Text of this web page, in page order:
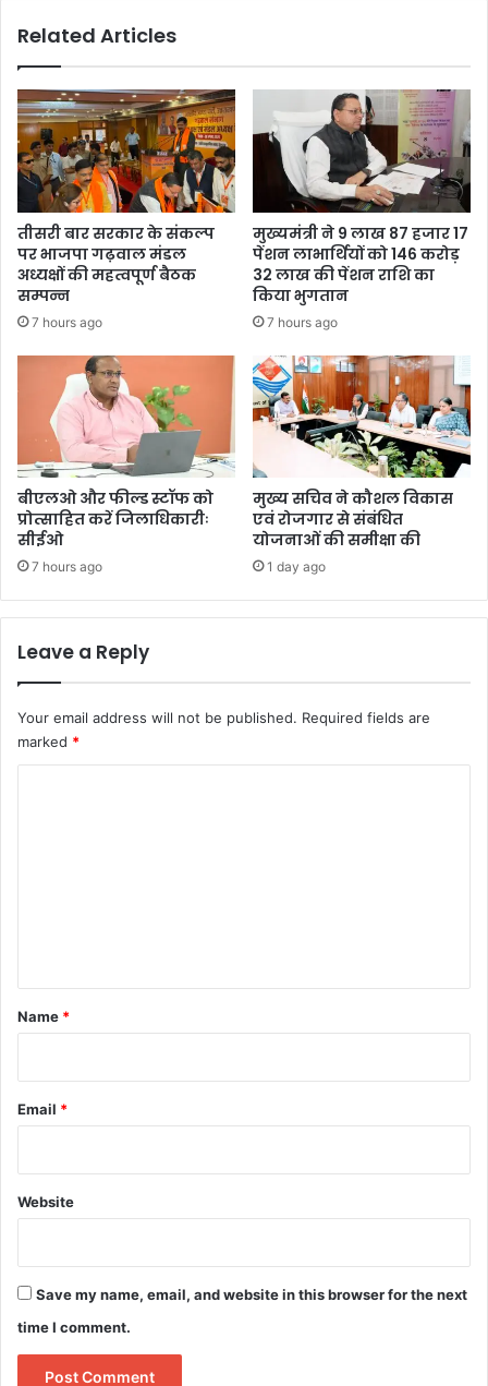
Related Articles
तीसरी बार सरकार के संकल्प
पर भाजपा गढ़वाल मंडल
अध्यक्षों की महत्वपूर्ण बैठक
सम्पन्न
7 hours ago
मुख्यमंत्री ने 9 लाख 87 हजार 17
पेंशन लाभार्थियों को 146 करोड़
32 लाख की पेंशन राशि का
किया भुगतान
7 hours ago
बीएलओ और फील्ड स्टॉफ को
प्रोत्साहित करें जिलाधिकारीः
सीईओ
7 hours ago
मुख्य सचिव ने कौशल विकास
एवं रोजगार से संबंधित
योजनाओं की समीक्षा की
1 day ago
Leave a Reply
Your email address will not be published. Required fields are
marked *
*
Name *
Email *
Website
Save my name, email, and website in this browser for the next
time I comment.